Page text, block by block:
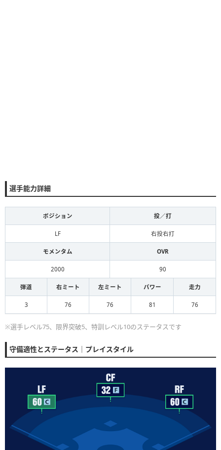
選手能力詳細
ポジション 投／打
LF 右投右打
モメンタム OVR
2000 90
弾道 右ミート 左ミート パワー 走力
3 76 76 81 76
※選手レベル75、限界突破5、特訓レベル10のステータスです
守備適性とステータス｜プレイスタイル